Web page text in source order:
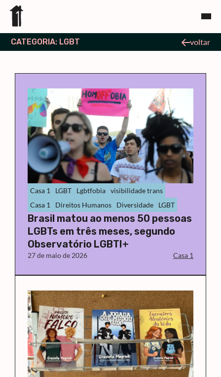
CATEGORIA: LGBT voltar
Casa 1 LGBT Lgbtfobia visibilidade trans
Casa 1
Direitos Humanos Diversidade LGBT
Brasil matou ao menos 50 pessoas
LGBTs em três meses, segundo
Observatório LGBTI+
27 de maio de 2026 Casa 1